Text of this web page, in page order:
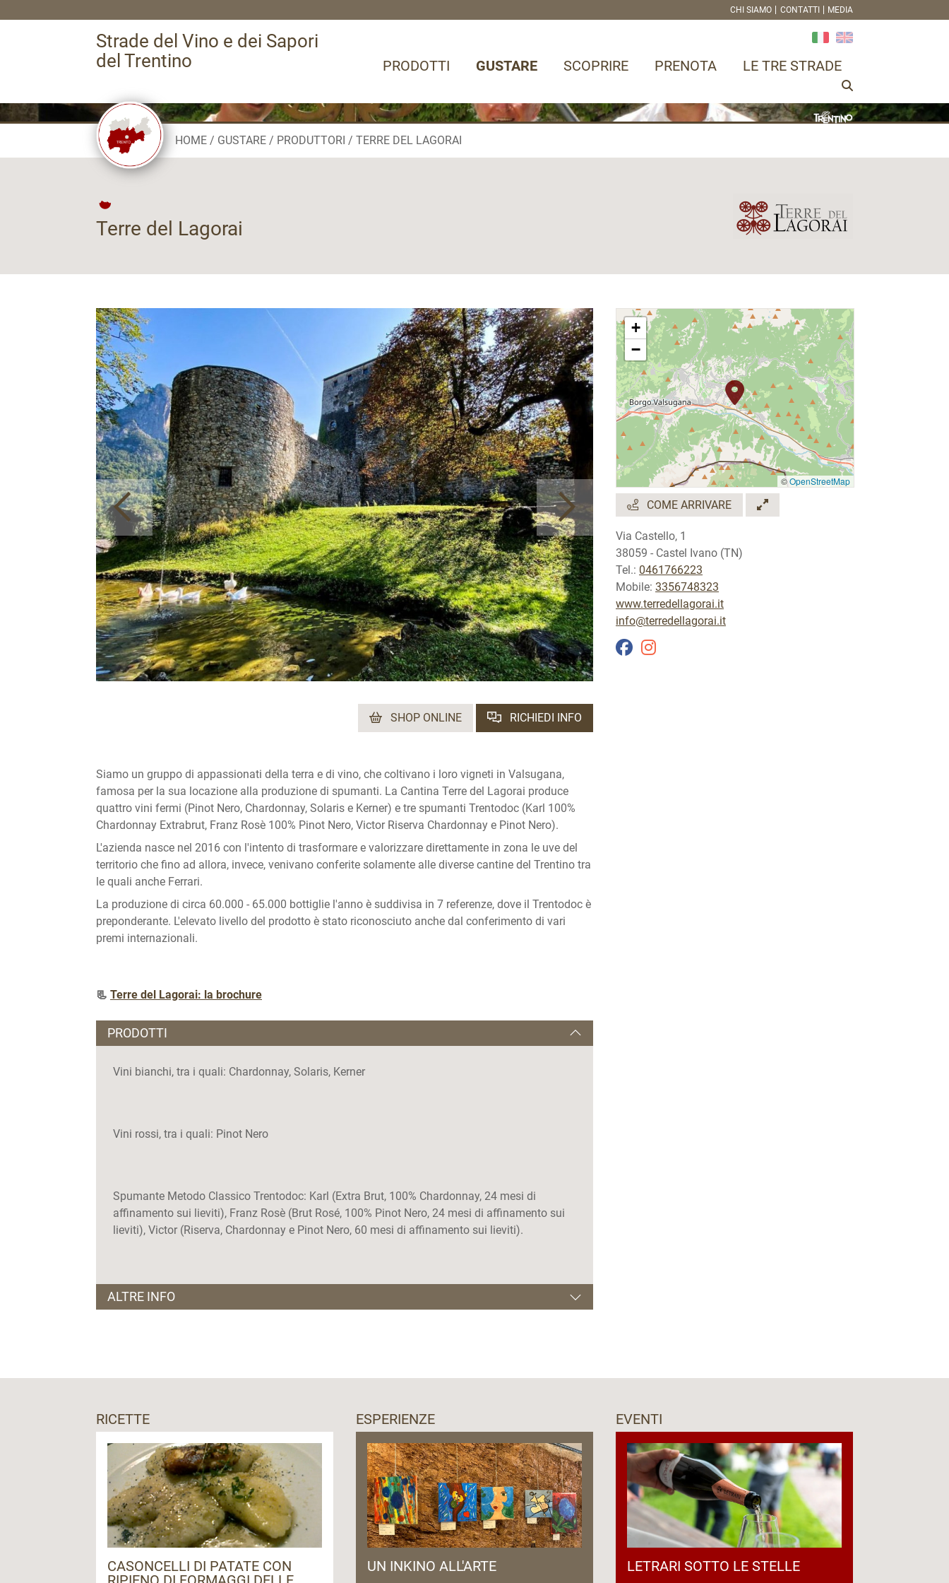
CHI SIAMO CONTATTI MEDIA
Strade del Vino e dei Sapori
del Trentino
PRODOTTI GUSTARE SCOPRIRE PRENOTA LE TRE STRADE
HOME GUSTARE PRODUTTORI TERRE DEL LAGORAI
Terre del Lagorai
SHOP ONLINE RICHIEDI INFO
Siamo un gruppo di appassionati della terra e di vino, che coltivano i loro vigneti in Valsugana,
famosa per la sua locazione alla produzione di spumanti. La Cantina Terre del Lagorai produce
quattro vini fermi (Pinot Nero, Chardonnay, Solaris e Kerner) e tre spumanti Trentodoc (Karl 100%
Chardonnay Extrabrut, Franz Rosè 100% Pinot Nero, Victor Riserva Chardonnay e Pinot Nero).
L'azienda nasce nel 2016 con l'intento di trasformare e valorizzare direttamente in zona le uve del
territorio che fino ad allora, invece, venivano conferite solamente alle diverse cantine del Trentino tra
le quali anche Ferrari.
La produzione di circa 60.000 - 65.000 bottiglie l'anno è suddivisa in 7 referenze, dove il Trentodoc è
preponderante. L'elevato livello del prodotto è stato riconosciuto anche dal conferimento di vari
premi internazionali.
📃 Terre del Lagorai: la brochure
PRODOTTI
Vini bianchi, tra i quali: Chardonnay, Solaris, Kerner
Vini rossi, tra i quali: Pinot Nero
Spumante Metodo Classico Trentodoc: Karl (Extra Brut, 100% Chardonnay, 24 mesi di
affinamento sui lieviti), Franz Rosè (Brut Rosé, 100% Pinot Nero, 24 mesi di affinamento sui
lieviti), Victor (Riserva, Chardonnay e Pinot Nero, 60 mesi di affinamento sui lieviti).
ALTRE INFO
+
−
©OpenStreetMap
COME ARRIVARE
Via Castello, 1
38059 - Castel Ivano (TN)
Tel.: 0461766223
Mobile: 3356748323
www.terredellagorai.it
info@terredellagorai.it
RICETTE
CASONCELLI DI PATATE CON
ESPERIENZE
UN INKINO ALL'ARTE
EVENTI
LETRARI SOTTO LE STELLE